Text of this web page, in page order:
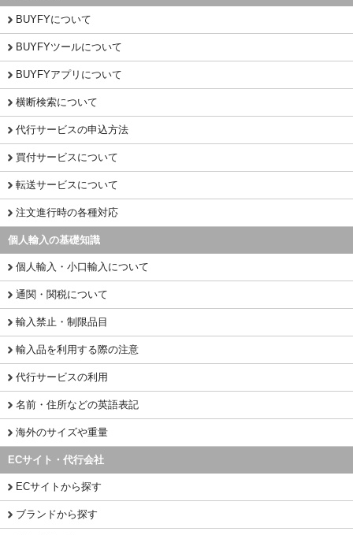
BUYFYについて
BUYFYツールについて
BUYFYアプリについて
横断検索について
代行サービスの申込方法
買付サービスについて
転送サービスについて
注文進行時の各種対応
個人輸入の基礎知識
個人輸入・小口輸入について
通関・関税について
輸入禁止・制限品目
輸入品を利用する際の注意
代行サービスの利用
名前・住所などの英語表記
海外のサイズや重量
ECサイト・代行会社
ECサイトから探す
ブランドから探す